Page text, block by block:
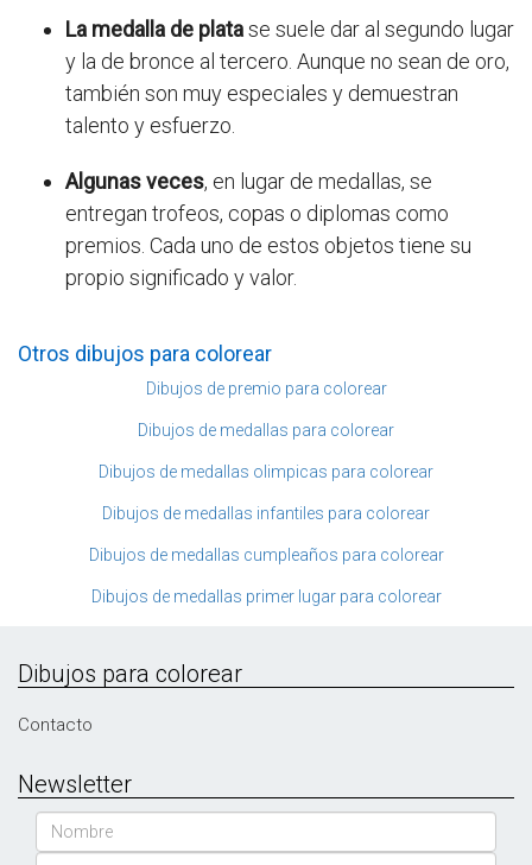
La medalla de platase suele dar al segundo lugar
y la de bronce al tercero. Aunque no sean de oro,
también son muy especiales y demuestran
talento y esfuerzo.
Algunas veces, en lugar de medallas, se
entregan trofeos, copas o diplomas como
premios. Cada uno de estos objetos tiene su
propio significado y valor.
Otros dibujos para colorear
Dibujos de premio para colorear
Dibujos de medallas para colorear
Dibujos de medallas olimpicas para colorear
Dibujos de medallas infantiles para colorear
Dibujos de medallas cumpleaños para colorear
Dibujos de medallas primer lugar para colorear
Dibujos para colorear
Contacto
Newsletter
Nombre